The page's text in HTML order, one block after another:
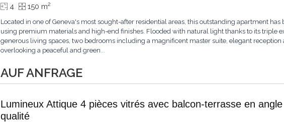
AUF ANFRAGE
4 150 m2
Located in one of Geneva's most sought-after residential areas, this outstanding apartment
using premium materials and high-end finishes. Flooded with natural light thanks to its triple
generous living spaces, two bedrooms including a magnificent master suite, elegant reception
overlooking a peaceful and green...
Lumineux Attique 4 pièces vitrés avec balcon-terrasse en
qualité